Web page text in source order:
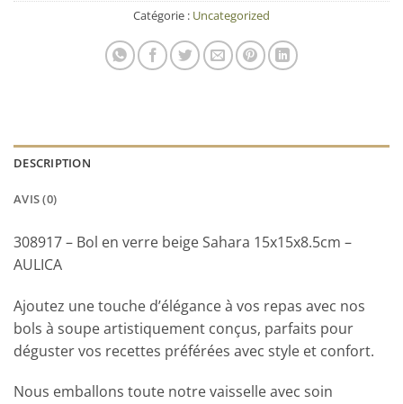
Catégorie : Uncategorized
DESCRIPTION
AVIS (0)
308917 – Bol en verre beige Sahara 15x15x8.5cm –
AULICA
Ajoutez une touche d’élégance à vos repas avec nos
bols à soupe artistiquement conçus, parfaits pour
déguster vos recettes préférées avec style et confort.
Nous emballons toute notre vaisselle avec soin